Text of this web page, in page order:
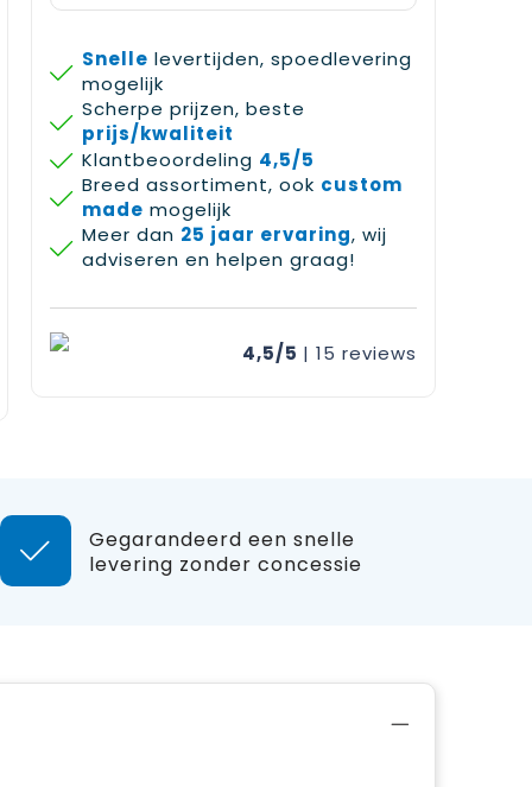
Snelle levertijden, spoedlevering
mogelijk
Scherpe prijzen, beste
prijs/kwaliteit
Klantbeoordeling 4,5/5
Breed assortiment, ook custom
made mogelijk
Meer dan 25 jaar ervaring, wij
adviseren en helpen graag!
4,5/5 | 15 reviews
Gegarandeerd een snelle
levering zonder concessie